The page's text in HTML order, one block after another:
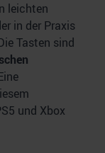
leichten
in der Praxis
Tasten sind
und Xbox